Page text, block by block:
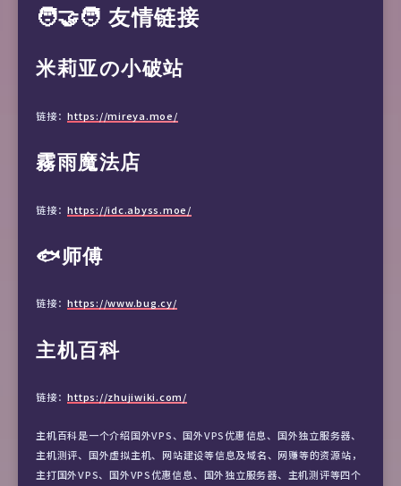
🧑‍🤝‍🧑 友情链接
米莉亚の小破站
链接：https://mireya.moe/
霧雨魔法店
链接：https://idc.abyss.moe/
🐟师傅
链接：https://www.bug.cy/
主机百科
链接：https://zhujiwiki.com/
主机百科是一个介绍国外VPS、国外VPS优惠信息、国外独立服务器、
主机测评、国外虚拟主机、网站建设等信息及域名、网赚等的资源站，
主打国外VPS、国外VPS优惠信息、国外独立服务器、主机测评等四个